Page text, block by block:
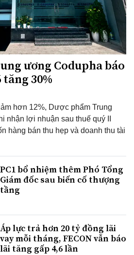
ương Codupha báo
30%
hơn 12%, Dược phẩm Trung
nhận lợi nhuận sau thuế quý II
hàng bán thu hẹp và doanh thu tài
PC1 bổ nhiệm thêm Phó Tổng
Giám đốc sau biến cố thượng
tầng
Áp lực trả hơn 20 tỷ đồng lãi
vay mỗi tháng, FECON vẫn báo
lãi tăng gấp 4,6 lần